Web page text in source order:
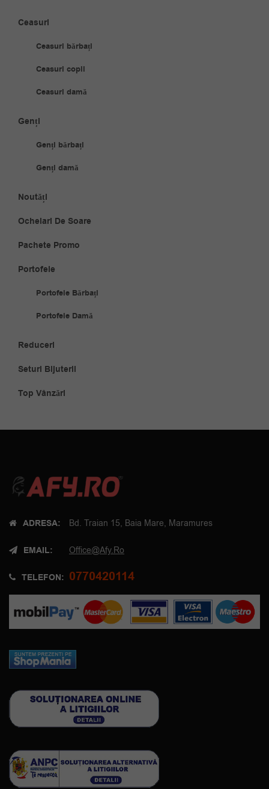
Ceasuri
Ceasuri bărbați
Ceasuri copii
Ceasuri damă
Genți
Genți bărbați
Genți damă
Noutăți
Ochelari De Soare
Pachete Promo
Portofele
Portofele Bărbați
Portofele Damă
Reduceri
Seturi Bijuterii
Top Vânzări
ADRESA: Bd. Traian 15, Baia Mare, Maramures
EMAIL: Office@afy.ro
TELEFON: 0770420114